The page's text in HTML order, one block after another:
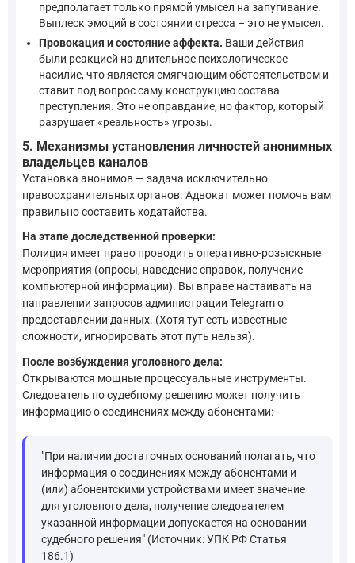
предполагает только прямой умысел на запугивание.
Выплеск эмоций в состоянии стресса – это не умысел.
Провокация и состояние аффекта. Ваши действия
были реакцией на длительное психологическое
насилие, что является смягчающим обстоятельством и
ставит под вопрос саму конструкцию состава
преступления. Это не оправдание, но фактор, который
разрушает «реальность» угрозы.
5. Механизмы установления личностей анонимных
владельцев каналов
Установка анонимов — задача исключительно
правоохранительных органов. Адвокат может помочь вам
правильно составить ходатайства.
На этапе доследственной проверки:
Полиция имеет право проводить оперативно-розыскные
мероприятия (опросы, наведение справок, получение
компьютерной информации). Вы вправе настаивать на
направлении запросов администрации Telegram о
предоставлении данных. (Хотя тут есть известные
сложности, игнорировать этот путь нельзя).
После возбуждения уголовного дела:
Открываются мощные процессуальные инструменты.
Следователь по судебному решению может получить
информацию о соединениях между абонентами:
"При наличии достаточных оснований полагать, что
информация о соединениях между абонентами и
(или) абонентскими устройствами имеет значение
для уголовного дела, получение следователем
указанной информации допускается на основании
судебного решения" (Источник: УПК РФ Статья
186.1)